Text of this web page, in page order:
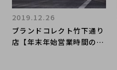
ブランドコレクト竹下通り
店【年末年始営業時間のお
2019.12.26